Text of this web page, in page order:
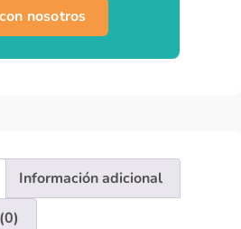
nosotros
Información adicional